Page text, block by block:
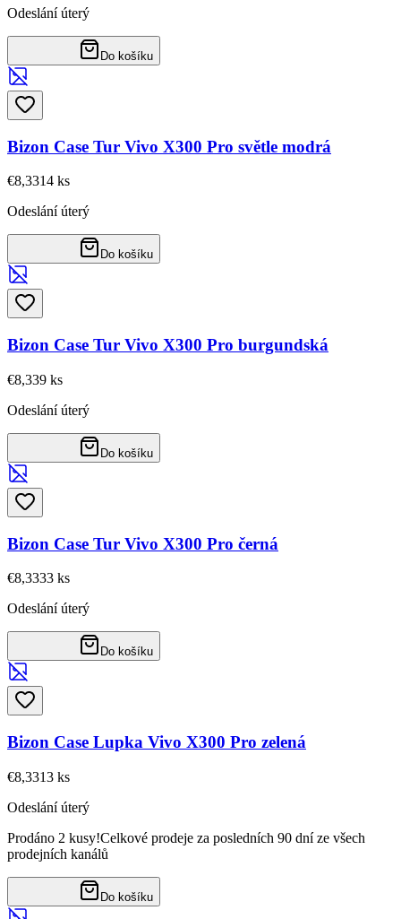
Odeslání úterý
Do košíku
Bizon Case Tur Vivo X300 Pro světle modrá
€8,3314 ks
Odeslání úterý
Do košíku
Bizon Case Tur Vivo X300 Pro burgundská
€8,339 ks
Odeslání úterý
Do košíku
Bizon Case Tur Vivo X300 Pro černá
€8,3333 ks
Odeslání úterý
Do košíku
Bizon Case Lupka Vivo X300 Pro zelená
€8,3313 ks
Odeslání úterý
Prodáno 2 kusy!Celkové prodeje za posledních 90 dní ze všech
prodejních kanálů
Do košíku